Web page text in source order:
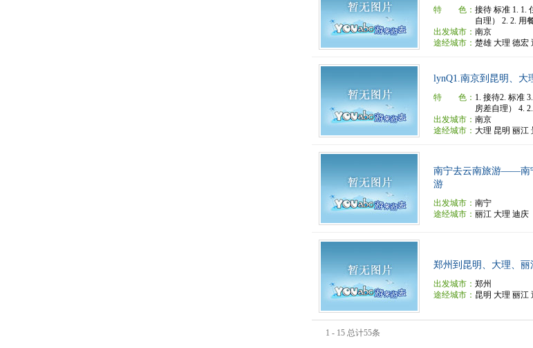
特 色： 接待 标准 1. 1.
自理） 2. 2. 用
出发城市： 南京
途经城市： 楚雄 大理 德宏
lynQ1.南京到昆明、大
特 色： 1. 接待2. 标准
房差自理） 4.
出发城市： 南京
途经城市： 大理 昆明 丽江
南宁去云南旅游——南
游
出发城市： 南宁
途经城市： 丽江 大理 迪庆
郑州到昆明、大理、
出发城市： 郑州
途经城市： 昆明 大理 丽江
1 - 15 总计55条